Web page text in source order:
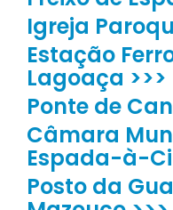
Igreja
Estação
Lagoaça >>>
Ponte de
Câmara
Espada-à-
Posto da